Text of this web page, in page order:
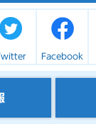
Facebook